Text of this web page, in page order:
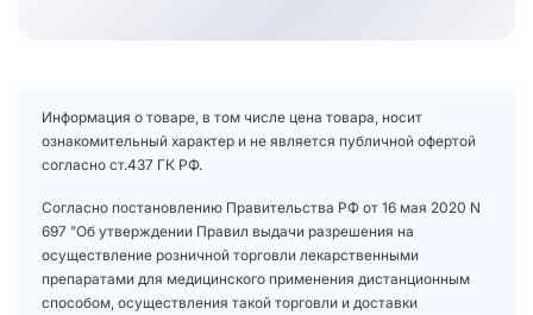
Информация о товаре, в том числе цена товара, носит
ознакомительный характер и не является публичной офертой
согласно ст.437 ГК РФ.
Согласно постановлению Правительства РФ от 16 мая 2020 N
697 "Об утверждении Правил выдачи разрешения на
осуществление розничной торговли лекарственными
препаратами для медицинского применения дистанционным
способом, осуществления такой торговли и доставки